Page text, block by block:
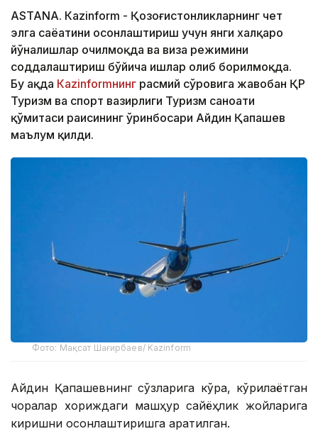
ASTANА. Кazinform - Қозоғистонликларнинг чет
элга саёҳатини осонлаштириш учун янги халқаро
йўналишлар очилмоқда ва виза режимини
соддалаштириш бўйича ишлар олиб борилмоқда.
Бу ҳақда Кazinformнинг расмий сўровига жавобан ҚР
Туризм ва спорт вазирлиги Туризм саноати
қўмитаси раисининг ўринбосари Айдин Қапашев
маълум қилди.
Фото: Мақсат Шағирбаев/ Kazinform
Айдин Қапашевнинг сўзларига кўра, кўрилаётган
чоралар хориждаги машҳур сайёҳлик жойларига
киришни осонлаштиришга қаратилган.